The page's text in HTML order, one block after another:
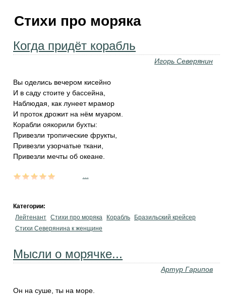
Стихи про моряка
Когда придёт корабль
Игорь Северянин
Вы оделись вечером кисейно
И в саду стоите у бассейна,
Наблюдая, как лунеет мрамор
И проток дрожит на нём муаром.
Корабли оякорили бухты:
Привезли тропические фрукты,
Привезли узорчатые ткани,
Привезли мечты об океане.
Категории:
Лейтенант Стихи про моряка Корабль
Бразильский крейсер
Стихи Северянина к женщине
Мысли о морячке...
Артур Гарипов
Он на суше, ты на море.